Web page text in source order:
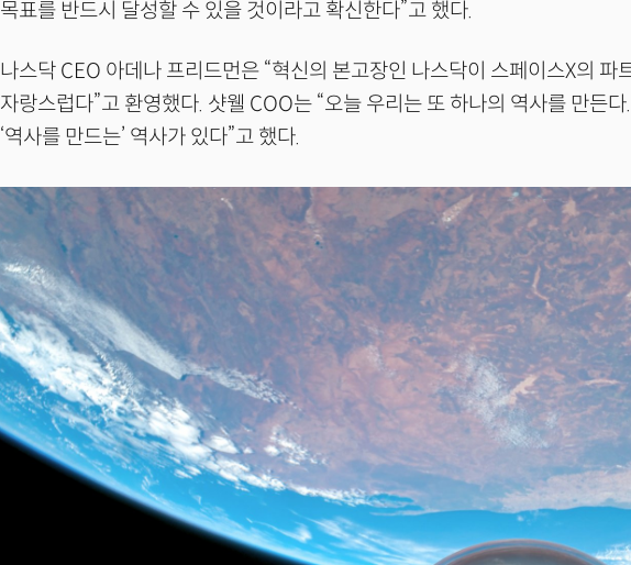
목표를 반드시 달성할 수 있을 것이라고 확신한다”고 했다.
나스닥 CEO 아데나 프리드먼은 “혁신의 본고장인 나스닥이 스페이스X의 파
자랑스럽다”고 환영했다. 샷웰 COO는 “오늘 우리는 또 하나의 역사를 만든
‘역사를 만드는’ 역사가 있다”고 했다.